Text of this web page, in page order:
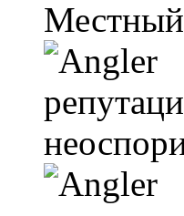
Местный